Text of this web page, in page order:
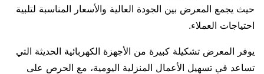
حيث يجمع المعرض بين الجودة العالية والأسعار المناسبة لتلبية
احتياجات العملاء.
يوفر المعرض تشكيلة كبيرة من الأجهزة الكهربائية الحديثة التي
تساعد في تسهيل الأعمال المنزلية اليومية، مع الحرص على